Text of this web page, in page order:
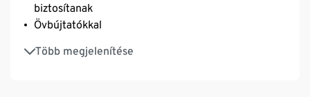
biztosítanak
Övbújtatókkal
Több megjelenítése
2 bevágott zseb és 1 cipzáras farzseb
Állítható bőségű alsó szegély